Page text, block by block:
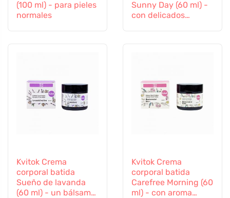
(100 ml) - para pieles
normales
Sunny Day (60 ml) -
con delicados
Kvitok Crema
corporal batida
Sueño de lavanda
(60 ml) - un bálsamo
Kvitok Crema
corporal batida
Carefree Morning (60
ml) - con aroma